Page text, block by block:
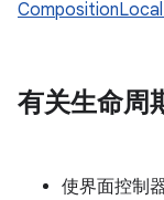
有关生命周
使界面控制